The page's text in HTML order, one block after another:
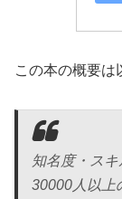
この本の概要は
知名度・ス
30000人以上